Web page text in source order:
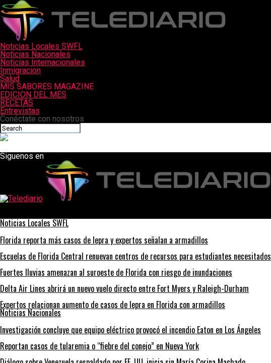
Noticias Locales SWFL
Noticias Nacionales
Noticias Internacionales
Inmigracion
Salud
MIS SABORES MAGAZINE
EDICION DEL MES
RECETAS
Entrevistas
Conéctate con nosotros
Siguenos en
Noticias Locales SWFL
Florida reporta más casos de lepra y expertos señalan a armadillos
Escuelas de Florida Central renuevan centros de recursos para estudiantes necesitados
Fuertes lluvias amenazan al suroeste de Florida con riesgo de inundaciones
Delta Air Lines abrirá un nuevo vuelo directo entre Fort Myers y Raleigh-Durham
Expertos relacionan aumento de casos de lepra en Florida con armadillos
Noticias Nacionales
Investigación concluye que equipo eléctrico provocó el incendio Eaton en Los Ángeles
Reportan casos de tularemia o “fiebre del conejo” en Nueva York